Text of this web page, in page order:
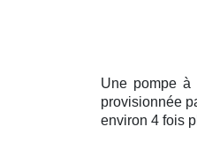
Une pompe à
provisionnée
environ 4 fois